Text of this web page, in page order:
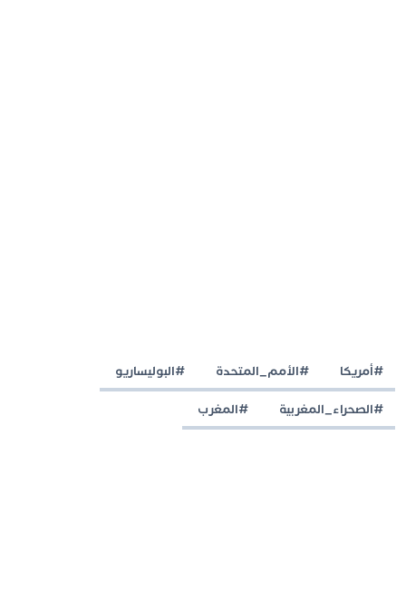
#أمريكا #الأمم_المتحدة #البوليساريو
#الصحراء_المغربية #المغرب